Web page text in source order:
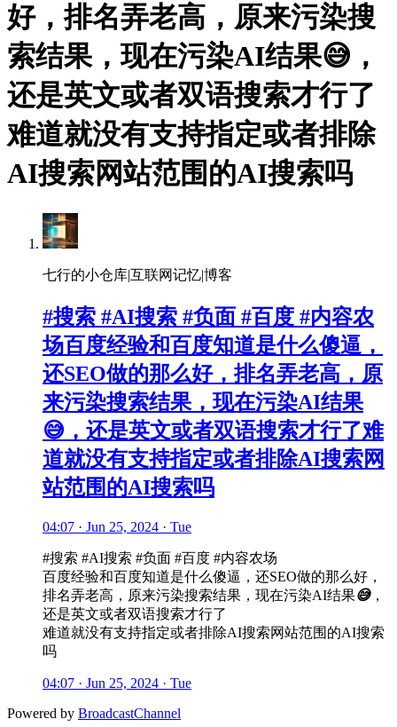
好，排名弄老高，原来污染搜
索结果，现在污染AI结果😅，
还是英文或者双语搜索才行了
难道就没有支持指定或者排除
AI搜索网站范围的AI搜索吗
七行的小仓库|互联网记忆|博客
#搜索 #AI搜索 #负面 #百度 #内容农
场百度经验和百度知道是什么傻逼，
还SEO做的那么好，排名弄老高，原
来污染搜索结果，现在污染AI结果
😅，还是英文或者双语搜索才行了难
道就没有支持指定或者排除AI搜索网
站范围的AI搜索吗
04:07 · Jun 25, 2024 · Tue
#搜索 #AI搜索 #负面 #百度 #内容农场
百度经验和百度知道是什么傻逼，还SEO做的那么好，
排名弄老高，原来污染搜索结果，现在污染AI结果😅，
还是英文或者双语搜索才行了
难道就没有支持指定或者排除AI搜索网站范围的AI搜索
吗
04:07 · Jun 25, 2024 · Tue
Powered by BroadcastChannel